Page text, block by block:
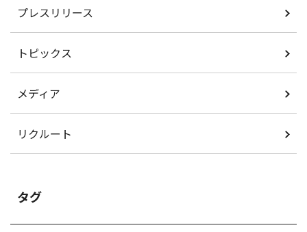
プレスリリース
トピックス
メディア
リクルート
タグ